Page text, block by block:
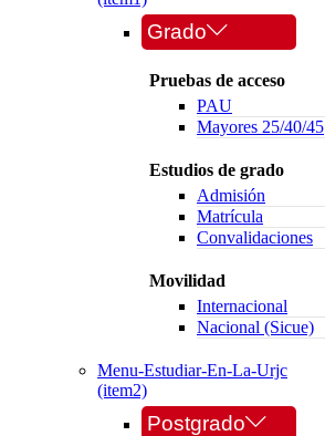
Grado
Pruebas de acceso
PAU
Mayores 25/40/45
Estudios de grado
Admisión
Matrícula
Convalidaciones
Movilidad
Internacional
Nacional (Sicue)
Menu-Estudiar-En-La-Urjc
(item2)
Postgrado